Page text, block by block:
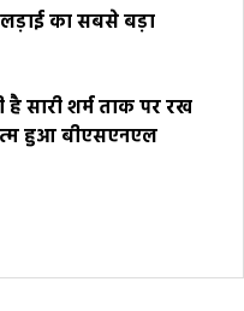
का सबसे बड़ा
है सारी शर्म ताक पर रख
हुआ बीएसएनएल